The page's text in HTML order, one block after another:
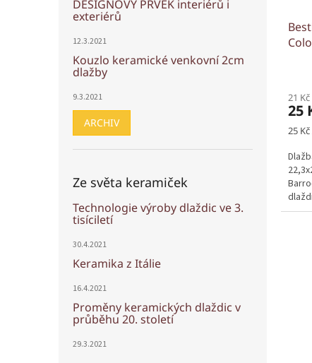
DESIGNOVÝ PRVEK interiérů i
exteriérů
12.3.2021
Kouzlo keramické venkovní 2cm
dlažby
9.3.2021
ARCHIV
Ze světa keramiček
Technologie výroby dlaždic ve 3.
tisíciletí
30.4.2021
Keramika z Itálie
16.4.2021
Proměny keramických dlaždic v
průběhu 20. století
29.3.2021
21
25
25